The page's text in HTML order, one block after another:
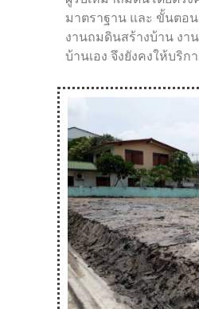
มาตราฐาน และ ขั้นตอน
งานถมดินสร้างบ้าน งา
บ้านเอง จึงยังคงให้บริ